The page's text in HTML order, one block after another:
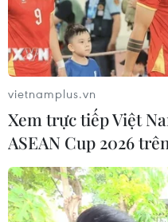
vietnamplus.vn
Xem trực tiếp Việt
ASEAN Cup 2026